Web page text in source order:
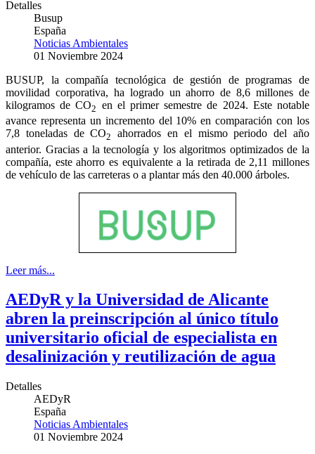
Detalles
Busup
España
Noticias Ambientales
01 Noviembre 2024
BUSUP, la compañía tecnológica de gestión de programas de
movilidad corporativa, ha logrado un ahorro de 8,6 millones de
kilogramos de CO2 en el primer semestre de 2024. Este notable
avance representa un incremento del 10% en comparación con los
7,8 toneladas de CO2
ahorrados en el mismo periodo del año
anterior. Gracias a la tecnología y los algoritmos optimizados de la
compañía, este ahorro es equivalente a la retirada de 2,11 millones
de vehículo de las carreteras o a plantar más den 40.000 árboles.
Leer más...
AEDyR y la Universidad de Alicante
abren la preinscripción al único título
universitario oficial de especialista en
desalinización y reutilización de agua
Detalles
AEDyR
España
Noticias Ambientales
01 Noviembre 2024